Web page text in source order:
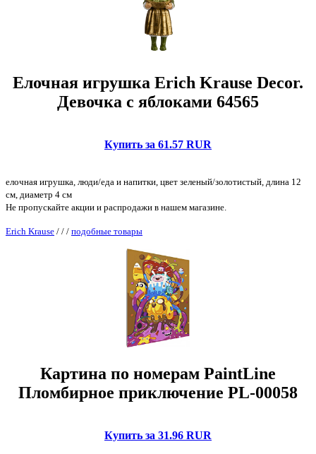
Елочная игрушка Erich Krause Decor.
Девочка с яблоками 64565
Купить за 61.57 RUR
елочная игрушка, люди/еда и напитки, цвет зеленый/золотистый, длина 12
см, диаметр 4 см
Не пропускайте акции и распродажи в нашем магазине.
Erich Krause / / / подобные товары
Картина по номерам PaintLine
Пломбирное приключение PL-00058
Купить за 31.96 RUR